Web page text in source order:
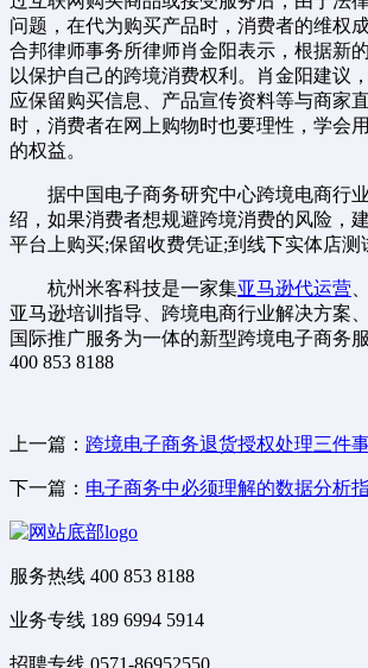
问题，在代为购买产品时，消费者的维权
合邦律师事务所律师肖金阳表示，根据新
以保护自己的跨境消费权利。肖金阳建议
应保留购买信息、产品宣传资料等与商家
时，消费者在网上购物时也要理性，学会
的权益。
据中国电子商务研究中心跨境电商行业
绍，如果消费者想规避跨境消费的风险，
平台上购买;保留收费凭证;到线下实体店测
杭州米客科技是一家集亚马逊代运营
亚马逊培训指导、跨境电商行业解决方案
国际推广服务为一体的新型跨境电子商务
400 853 8188
上一篇： 跨境电子商务退货授权处理三件
下一篇： 电子商务中必须理解的数据分析
服务热线 400 853 8188
业务专线 189 6994 5914
招聘专线 0571-86952550